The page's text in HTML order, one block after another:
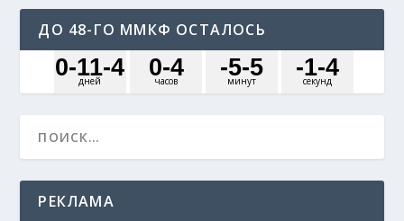
ДО 48-ГО ММКФ ОСТАЛОСЬ
дней
0-11-4 часов
0-4 минут
-5-5 секунд
-1-4
РЕКЛАМА